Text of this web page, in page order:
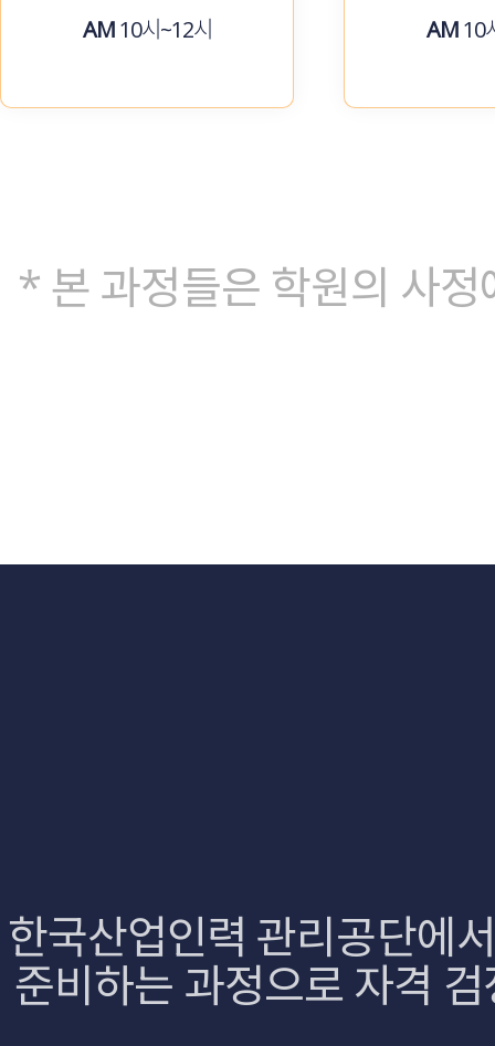
AM10시~12시 AM10
* 본 과정들은 학원의 사
한국산업인력 관리공단에
준비하는 과정으로 자격